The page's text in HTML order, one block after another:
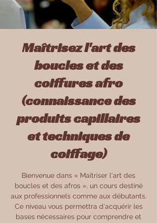
Maîtrisez l'art des
boucles et des
coiffures afro
(connaissance des
produits capillaires
et techniques de
coiffage)
Bienvenue dans « Maîtriser l'art des
boucles et des afros », un cours destiné
aux professionnels comme aux débutants.
Ce niveau vous permettra d'acquérir les
bases nécessaires pour comprendre et